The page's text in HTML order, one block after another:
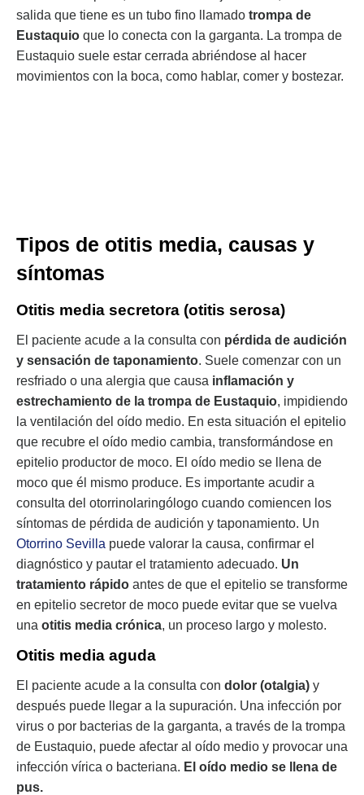
salida que tiene es un tubo fino llamado trompa de
Eustaquio que lo conecta con la garganta. La trompa de
Eustaquio suele estar cerrada abriéndose al hacer
movimientos con la boca, como hablar, comer y bostezar.
Tipos de otitis media, causas y
síntomas
Otitis media secretora (otitis serosa)
El paciente acude a la consulta con pérdida de audición
y sensación de taponamiento. Suele comenzar con un
resfriado o una alergia que causa inflamación y
estrechamiento de la trompa de Eustaquio, impidiendo
la ventilación del oído medio. En esta situación el epitelio
que recubre el oído medio cambia, transformándose en
epitelio productor de moco. El oído medio se llena de
moco que él mismo produce. Es importante acudir a
consulta del otorrinolaringólogo cuando comiencen los
síntomas de pérdida de audición y taponamiento. Un
Otorrino Sevilla puede valorar la causa, confirmar el
diagnóstico y pautar el tratamiento adecuado. Un
tratamiento rápido antes de que el epitelio se transforme
en epitelio secretor de moco puede evitar que se vuelva
una otitis media crónica, un proceso largo y molesto.
Otitis media aguda
El paciente acude a la consulta con dolor (otalgia) y
después puede llegar a la supuración. Una infección por
virus o por bacterias de la garganta, a través de la trompa
de Eustaquio, puede afectar al oído medio y provocar una
infección vírica o bacteriana. El oído medio se llena de
pus.